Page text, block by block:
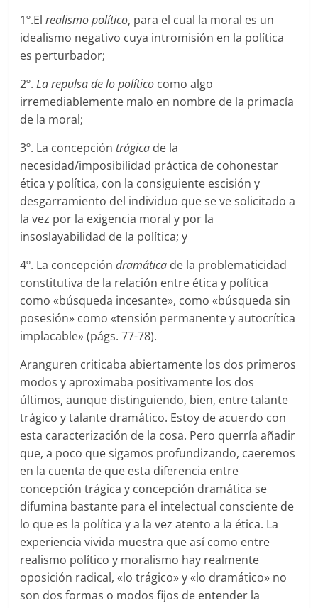
1º.Elrealismo político, para el cual la moral es un
idealismo negativo cuya intromisión en la política
es perturbador;
2º.La repulsa de lo político como algo
irremediablemente malo en nombre de la primacía
de la moral;
3º. La concepción trágica de la
necesidad/imposibilidad práctica de cohonestar
ética y política, con la consiguiente escisión y
desgarramiento del individuo que se ve solicitado a
la vez por la exigencia moral y por la
insoslayabilidad de la política; y
4º. La concepcióndramática de la problematicidad
constitutiva de la relación entre ética y política
como «búsqueda incesante», como «búsqueda sin
posesión» como «tensión permanente y autocrítica
implacable» (págs. 77-78).
Aranguren criticaba abiertamente los dos primeros
modos y aproximaba positivamente los dos
últimos, aunque distinguiendo, bien, entre talante
trágico y talante dramático. Estoy de acuerdo con
esta caracterización de la cosa. Pero querría añadir
que, a poco que sigamos profundizando, caeremos
en la cuenta de que esta diferencia entre
concepción trágica y concepción dramática se
difumina bastante para el intelectual consciente de
lo que es la política y a la vez atento a la ética. La
experiencia vivida muestra que así como entre
realismo político y moralismo hay realmente
oposición radical, «lo trágico» y «lo dramático» no
son dos formas o modos fijos de entender la